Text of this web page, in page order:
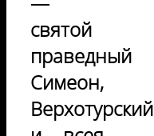
святой
праведный
Симеон,
Верхотурский